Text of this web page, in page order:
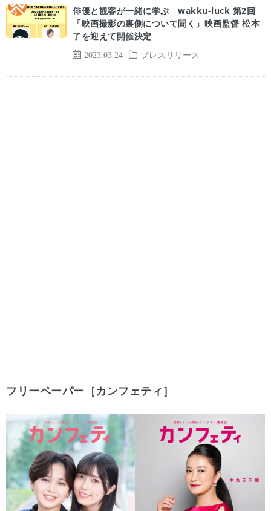
2023.03.24 プレスリリース
俳優と観客が⼀緒に学ぶ wakku-luck 第2回
「映画撮影の裏側について聞く」映画監督 松本
了を迎えて開催決定
フリーペーパー［カンフェティ］